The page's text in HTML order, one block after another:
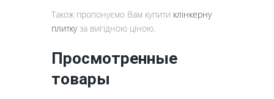
Також пропонуємо Вам купити клінкерну
плиткуза вигідною ціною.
Просмотренные
товары